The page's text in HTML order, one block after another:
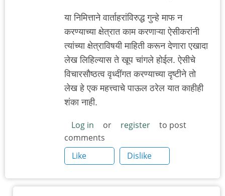
या निमित्ताने वार्ताहरांविरुद्ध गुन्हे माफ न
करण्याच्या क्षेत्रात काम करणाऱ्या ऐसीकरांनी
त्यांच्या क्षेत्राविषयी माहिती करून देणारा एखादा
लेख लिहिल्यास ते खूप चांगले होईल. ऐसीचे
विचारसौष्ठत्व वृध्दींगत करण्याच्या दृष्टीने तो
लेख हे एक महत्त्वाचे पाऊल ठरेल यात काहीही
शंका नाही.
Log in or register
to post
comments
Like
Dislike